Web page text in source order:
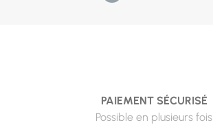
PAIEMENT SÉCURISÉ
Possible en plusieurs fois